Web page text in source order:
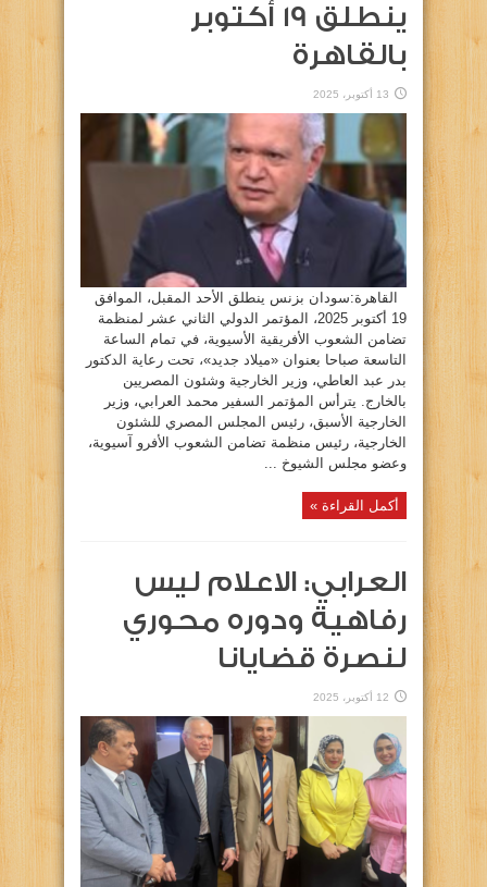
ينطلق 19 أكتوبر
بالقاهرة
13 أكتوبر، 2025
القاهرة:سودان بزنس ينطلق الأحد المقبل، الموافق
19 أكتوبر 2025، المؤتمر الدولي الثاني عشر لمنظمة
تضامن الشعوب الأفريقية الأسيوية، في تمام الساعة
التاسعة صباحا بعنوان «ميلاد جديد»، تحت رعاية الدكتور
بدر عبد العاطي، وزير الخارجية وشئون المصريين
بالخارج. يترأس المؤتمر السفير محمد العرابي، وزير
الخارجية الأسبق، رئيس المجلس المصري للشئون
الخارجية، رئيس منظمة تضامن الشعوب الأفرو آسيوية،
وعضو مجلس الشيوخ ...
أكمل القراءة »
العرابي: الاعلام ليس
رفاهية ودوره محوري
لنصرة قضايانا
12 أكتوبر، 2025